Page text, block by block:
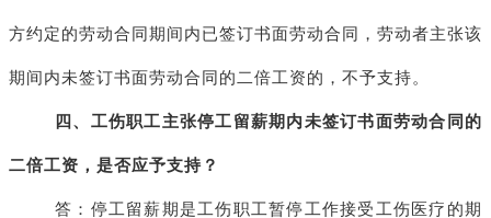
方约定的劳动合同期间内已签订书面劳动合同，劳动者主张该
期间内未签订书面劳动合同的二倍工资的，不予支持。
四、工伤职工主张停工留薪期内未签订书面劳动合同的
二倍工资，是否应予支持？
答：停工留薪期是工伤职工暂停工作接受工伤医疗的期